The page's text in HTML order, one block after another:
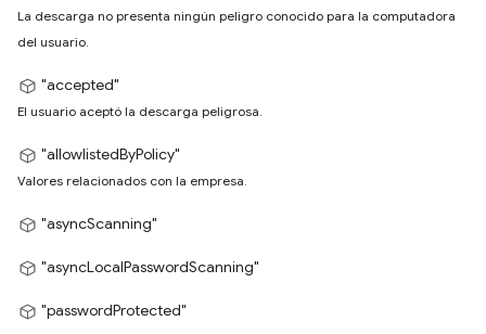
La descarga no presenta ningún peligro conocido para la computadora
del usuario.
"accepted"
El usuario aceptó la descarga peligrosa.
"allowlistedByPolicy"
Valores relacionados con la empresa.
"asyncScanning"
"asyncLocalPasswordScanning"
"passwordProtected"